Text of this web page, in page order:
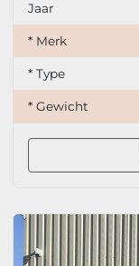
Jaar
* Merk
* Type
* Gewicht